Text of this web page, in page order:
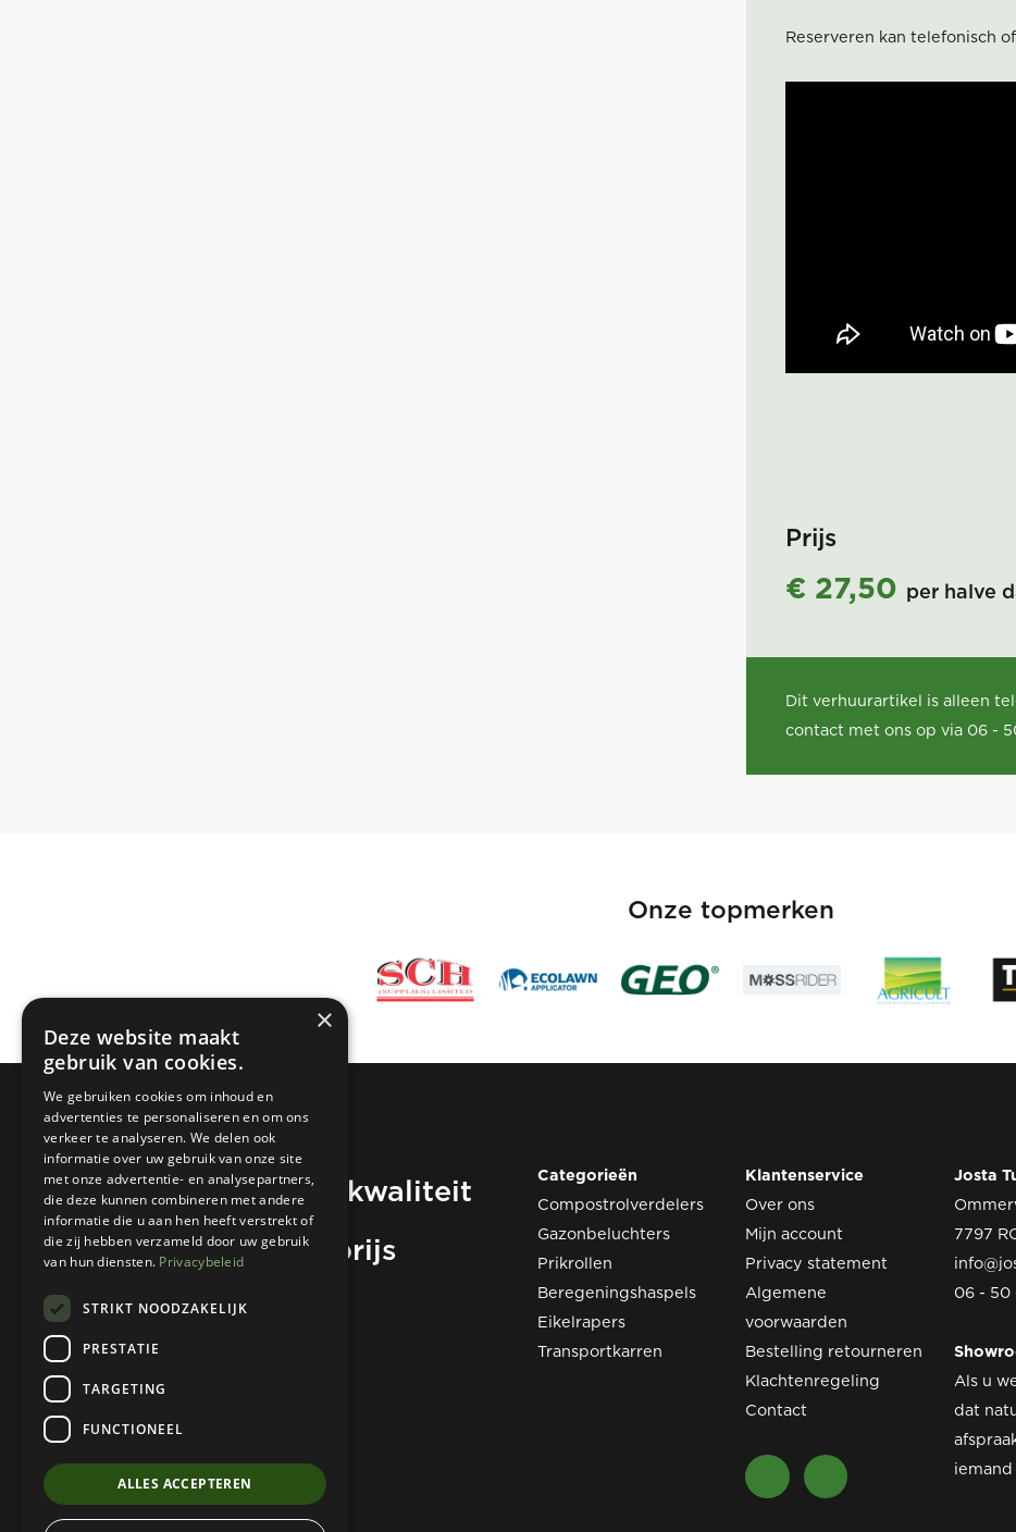
Reserveren kan telefonisch
Prijs
€ 27,50 per halve
Dit verhuurartikel is alleen
contact met ons op via 06 -
Onze topmerken
Hoogwaardige kwaliteit
voor de beste prijs
Categorieën
Compostrolverdelers
Gazonbeluchters
Prikrollen
Beregeningshaspels
Eikelrapers
Transportkarren
Klantenservice
Over ons
Mijn account
Privacy statement
Algemene
voorwaarden
Bestelling retourneren
Klachtenregeling
Contact
Josta
7797
06 - 50
Als u
dat
×
Deze website maakt
gebruik van cookies.
We gebruiken cookies om inhoud en
advertenties te personaliseren en om ons
verkeer te analyseren. We delen ook
informatie over uw gebruik van onze site
met onze advertentie- en analysepartners,
die deze kunnen combineren met andere
informatie die u aan hen heeft verstrekt of
die zij hebben verzameld door uw gebruik
van hun diensten. Privacybeleid
STRIKT NOODZAKELIJK
PRESTATIE
TARGETING
FUNCTIONEEL
ALLES ACCEPTEREN